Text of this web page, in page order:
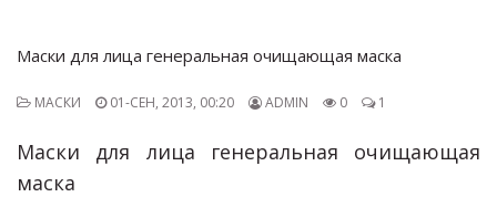
Маски для лица генеральная очищающая маска
МАСКИ 01-СЕН, 2013, 00:20 ADMIN 0 1
Маски для лица генеральная очищающая
маска